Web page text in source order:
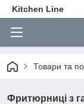
Kitchen Line
Товари та
Фритюрниці з